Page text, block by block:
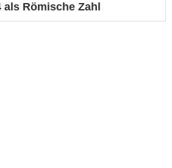
als Römische Zahl